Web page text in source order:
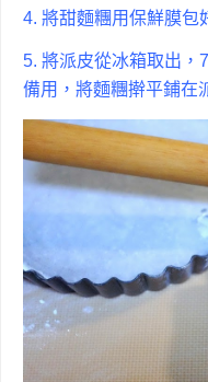
4. 將甜麵糰用保鮮膜包
5. 將派皮從冰箱取出，
備用，將麵糰擀平鋪在